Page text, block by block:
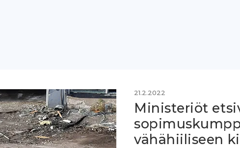
21.2.2022
Ministeriöt
vähähiiliseen